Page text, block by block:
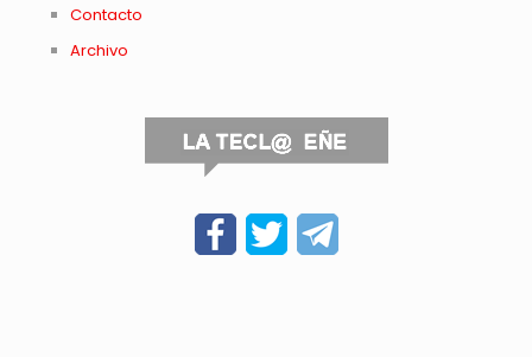
Contacto
Archivo